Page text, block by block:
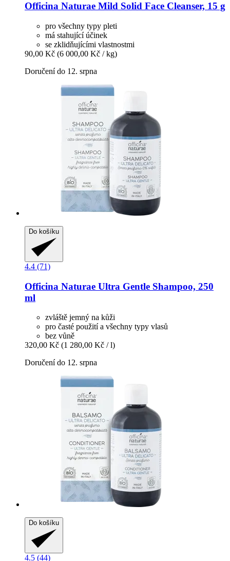
Officina Naturae Mild Solid Face Cleanser, 15 g
pro všechny typy pleti
má stahující účinek
se zklidňujícími vlastnostmi
90,00 Kč (6 000,00 Kč / kg)
Doručení do 12. srpna
Do košíku
4.4 (71)
Officina Naturae Ultra Gentle Shampoo, 250
ml
zvláště jemný na kůži
pro časté použití a všechny typy vlasů
bez vůně
320,00 Kč (1 280,00 Kč / l)
Doručení do 12. srpna
Do košíku
4.5 (44)